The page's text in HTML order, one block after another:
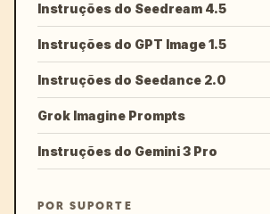
Instruções do Seedream 4.5
Instruções do GPT Image 1.5
Instruções do Seedance 2.0
Grok Imagine Prompts
Instruções do Gemini 3 Pro
POR SUPORTE